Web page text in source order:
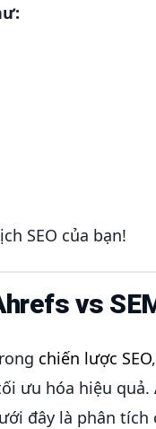
SEO của bạn!
vs
chiến lược SEO
ưu hóa hiệu quả.
đây là phân